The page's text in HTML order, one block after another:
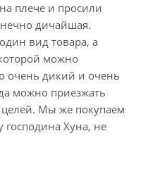
плече и просили
дичайшая.
вид товара, а
можно
очень дикий и очень
можно приезжать
Мы же покупаем
господина Хуна, не